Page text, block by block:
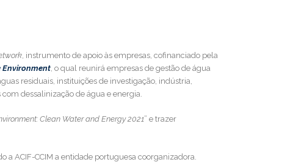
, instrumento de apoio às empresas, cofinanciado pela
Environment, o qual reunirá empresas de gestão de água
residuais, instituições de investigação, indústria,
dessalinização de água e energia.
Clean Water and Energy 2021” e trazer
a ACIF-CCIM a entidade portuguesa coorganizadora.